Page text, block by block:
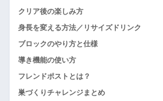
クリア後の楽しみ方
身長を変える方法／リサイズドリンク
ブロックのやり方と仕様
導き機能の使い方
フレンドポストとは？
巣づくりチャレンジまとめ